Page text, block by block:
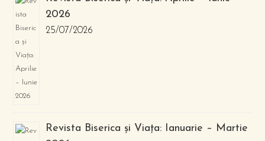
2026
25/07/2026
Revista Biserica și Viața: Ianuarie – Martie